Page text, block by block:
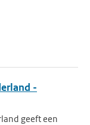
-
geeft een